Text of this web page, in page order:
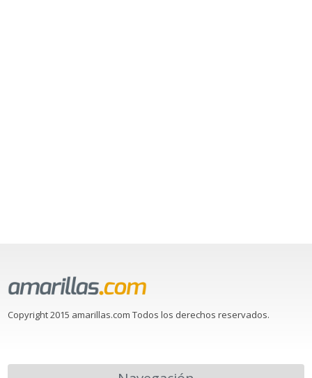
Copyright 2015 amarillas.com Todos los derechos reservados.